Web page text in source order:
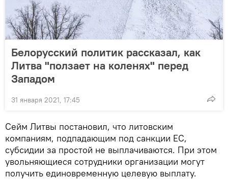
Белорусский политик рассказал, как
Литва "ползает на коленях" перед
Западом
31 января 2021, 17:45
Сейм Литвы постановил, что литовским
компаниям, подпадающим под санкции ЕС,
субсидии за простой не выплачиваются. При этом
увольняющиеся сотрудники организации могут
получить единовременную целевую выплату.